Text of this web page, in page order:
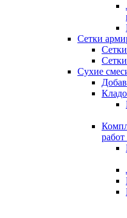
Сетки
Сухие